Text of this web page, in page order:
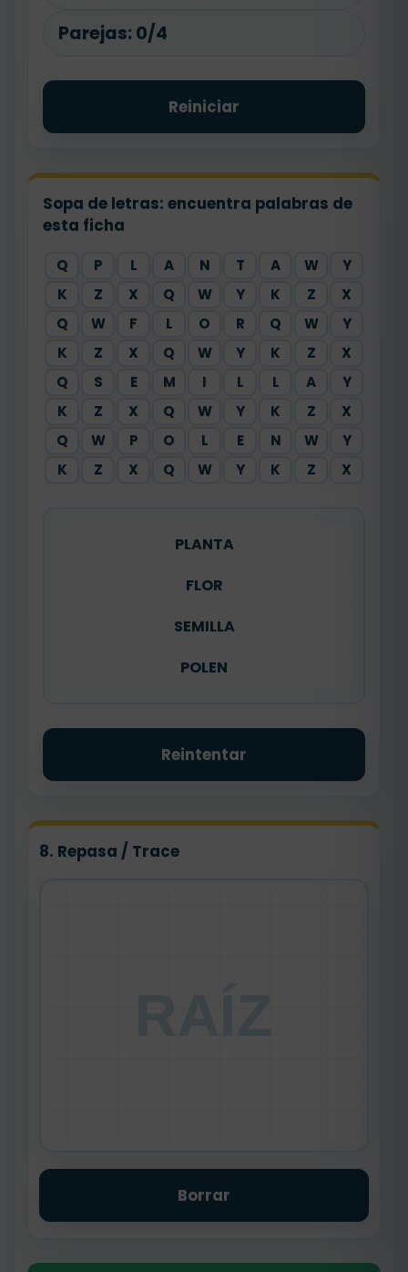
Parejas: 0/4
Reiniciar
Sopa de letras: encuentra palabras de
esta ficha
Q P L A N T A W
Y
K
Z X Q W Y K Z
X
Q
W F L O R Q W
Y
K
Z X Q W Y K Z
X
Q
S E M I L L A
Y
K
Z X Q W Y K Z
X
Q
W P O L E N W
Y
K
Z X Q W Y K Z X
PLANTA
FLOR
SEMILLA
POLEN
Reintentar
8. Repasa / Trace
Borrar